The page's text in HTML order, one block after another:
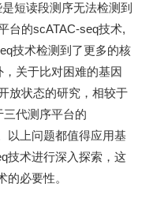
短读段测序无法检测到
台的scATAC-seq技术,
技术检测到了更多的核
关于比对困难的基因
放状态的研究，相较于
三代测序平台的
以上问题都值得应用基
技术进行深入探索，这
必要性。